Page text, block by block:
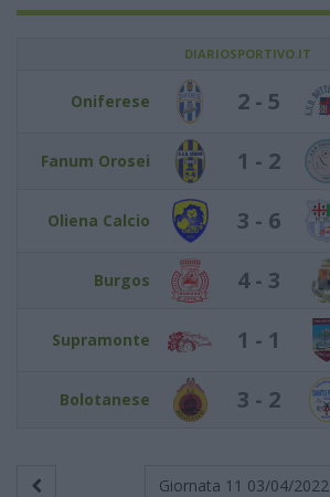
DIARIOSPORTIVO.IT
Oniferese 2 - 5
Fanum Orosei 1 - 2
Oliena Calcio 3 - 6
Burgos 4 - 3
Supramonte 1 - 1
Bolotanese 3 - 2
Giornata 11 03/04/2022